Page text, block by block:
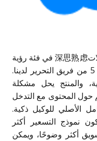
Pendium هي واحدة من أكثر الإدخالات深思熟虑 في فئة رؤية
الذكاء الاصطناعي، وتكسب 4.2 من 5 من فريق التحرير لدينا.
والمنتج يحل مشكلة
حول المحتوى مع التدخل
الأصلي للوكيل ذكية.
نموذج التسعير أكثر
أكثر وضوحًا، ويمكن